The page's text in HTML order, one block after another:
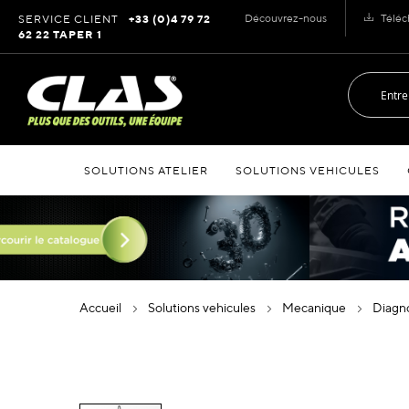
Découvrez-nous
au
contenu
SERVICE CLIENT
+33 (0)4 79 72
62 22 TAPER 1
SOLUTIONS ATELIER SOLUTIONS VEHICULES
accueil solutions vehicules mecanique